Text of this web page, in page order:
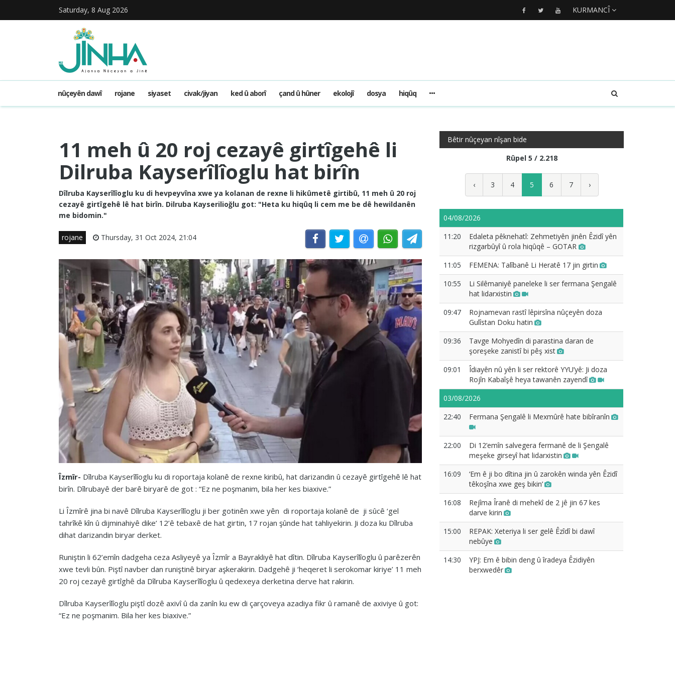
Saturday, 8 Aug 2026 KURMANCÎ
nûçeyên dawî rojane siyaset civak/jiyan ked û aborî çand û hûner ekolojî dosya hiqûq
11 meh û 20 roj cezayê girtîgehê li
Dilruba Kayserîlîoglu hat birîn
Dîlruba Kayserîlîoglu ku di hevpeyvîna xwe ya kolanan de rexne li hikûmetê girtibû, 11 meh û 20 roj
cezayê girtîgehê lê hat birîn. Dilruba Kayserilioğlu got: "Heta ku hiqûq li cem me be dê hewildanên
me bidomin."
rojane Thursday, 31 Oct 2024, 21:04
Îzmîr- Dîlruba Kayserîlîoglu ku di roportaja kolanê de rexne kiribû, hat darizandin û cezayê girtîgehê lê hat
birîn. Dîlrubayê der barê biryarê de got : “Ez ne poşmanim, bila her kes biaxive.”
Li Îzmîrê jina bi navê Dîlruba Kayserîlîoglu ji ber gotinên xwe yên di roportaja kolanê de ji sûcê ‘gel
tahrîkê kîn û dijminahiyê dike’ 12’ê tebaxê de hat girtin, 17 rojan şûnde hat tahliyekirin. Ji doza ku Dîlruba
dihat darizandin biryar derket.
Runiştin li 62’emîn dadgeha ceza Asliyeyê ya Îzmîr a Bayrakliyê hat dîtin. Dîlruba Kayserîlîoglu û parêzerên
xwe tevli bûn. Piştî navber dan runiştinê biryar aşkerakirin. Dadgehê ji ‘heqeret li serokomar kiriye’ 11 meh
20 roj cezayê girtîghê da Dîlruba Kayserîlîoglu û qedexeya derketina derve hat rakirin.
Dîlruba Kayserîlîoglu piştî dozê axivî û da zanîn ku ew di çarçoveya azadiya fikr û ramanê de axiviye û got:
“Ez ne poşmanim. Bila her kes biaxive.”
Bêtir nûçeyan nîşan bide
Rûpel 5 / 2.218
‹ 3 4 5 6 7 ›
04/08/2026
11:20
Edaleta pêknehatî: Zehmetiyên jinên Êzidî yên
rizgarbûyî û rola hiqûqê – GOTAR
11:05
FEMENA: Talîbanê Li Heratê 17 jin girtin
10:55
Li Silêmaniyê paneleke li ser fermana Şengalê
hat lidarxistin
09:47
Rojnamevan rastî lêpirsîna nûçeyên doza
Gulîstan Doku hatin
09:36
Tavge Mohyedîn di parastina daran de
şoreşeke zanistî bi pêş xist
09:01
Îdiayên nû yên li ser rektorê YYU’yê: Ji doza
Rojîn Kabaîşê heya tawanên zayendî
03/08/2026
22:40
Fermana Şengalê li Mexmûrê hate bibîranîn
22:00
Di 12’emîn salvegera fermanê de li Şengalê
meşeke girseyî hat lidarxistin
16:09
‘Em ê ji bo dîtina jin û zarokên winda yên Êzidî
têkoşîna xwe geş bikin’
16:08
Rejîma Îranê di mehekî de 2 jê jin 67 kes
darve kirin
15:00
REPAK: Xeteriya li ser gelê Êzîdî bi dawî
nebûye
14:30
YPJ: Em ê bibin deng û îradeya Êzidiyên
berxwedêr